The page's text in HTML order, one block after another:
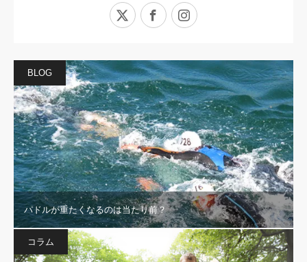
Facebook
BLOG
パドルが重たくなるのは当たり前？
コラム